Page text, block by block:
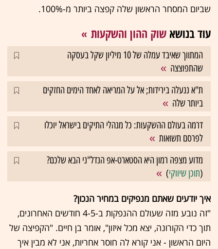
שביום המסחר הראשון שלה קפצה ביותר מ-100%.
עוד בנושא שוק ההון והשקעות
המתווך שאיבד עמלה של 10 מיליון שקל בעסקה
שהתפוצצה
ת"א ננעלה בירידות; אל על המריאה לאחד הימים החזקים
ביותר שלה
דרמה בעולם ההשקעות: כל מנהלי התיקים בישראל יוכלו
לפרסם תשואות
מדוע מצפה רמון היא הסטארט-אפ הנדל"ני הבא שלכם?
(תוכן שיווקי)
איך יודעים שאתם מנפיקים במחיר הנכון?
"זה נובע מזה שעולם ההנפקות ב-4-5 חודשים האחרונים,
תוך כדי הקורונה, יצא מכל איזון", אומר בן חיים. "הקפיצה של
היום הראשון - אני קורא לה חוסר אחריות, אני לא מבין איך